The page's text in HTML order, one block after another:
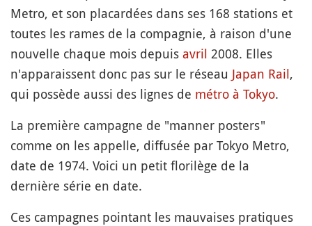
Metro, et son placardées dans ses 168 stations et
toutes les rames de la compagnie, à raison d'une
nouvelle chaque mois depuis avril 2008. Elles
n'apparaissent donc pas sur le réseau Japan Rail,
qui possède aussi des lignes de métro à Tokyo.
La première campagne de "manner posters"
comme on les appelle, diffusée par Tokyo Metro,
date de 1974. Voici un petit florilège de la
dernière série en date.
Ces campagnes pointant les mauvaises pratiques